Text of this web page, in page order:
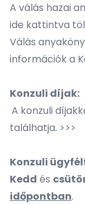
A válás hazai
ide kattintva
Válás
információk a
Konzuli díjak:
A konzuli
találhatja. >>>
Konzuli
Kedd és
időpontban.